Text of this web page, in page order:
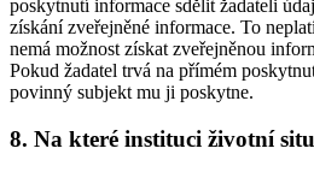
poskytnutí informace sdělit žadateli
získání zveřejněné informace. To
nemá možnost získat zveřejněnou
Pokud žadatel trvá na přímém
povinný subjekt mu ji poskytne.
8. Na které instituci životní